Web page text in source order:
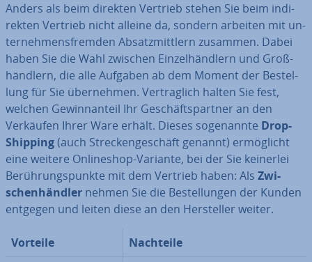
Anders als beim direkten Vertrieb stehen Sie beim in­di­
rek­ten Vertrieb nicht alleine da, sondern arbeiten mit un­
ter­neh­mens­frem­den Ab­satz­mitt­lern zusammen. Dabei
haben Sie die Wahl zwischen Ein­zel­händ­lern und Groß­
händ­lern, die alle Aufgaben ab dem Moment der Be­stel­
lung für Sie über­neh­men. Ver­trag­lich halten Sie fest,
welchen Ge­winn­an­teil Ihr Ge­schäfts­part­ner an den
Verkäufen Ihrer Ware erhält. Dieses so­ge­nann­te Drop-
Shipping(auch Stre­cken­ge­schäft genannt) er­mög­licht
eine weitere On­line­shop-Variante, bei der Sie keinerlei
Be­rüh­rungs­punk­te mit dem Vertrieb haben: Als Zwi­
schen­händ­ler nehmen Sie die Be­stel­lun­gen der Kunden
entgegen und leiten diese an den Her­stel­ler weiter.
Vorteile
Nachteile